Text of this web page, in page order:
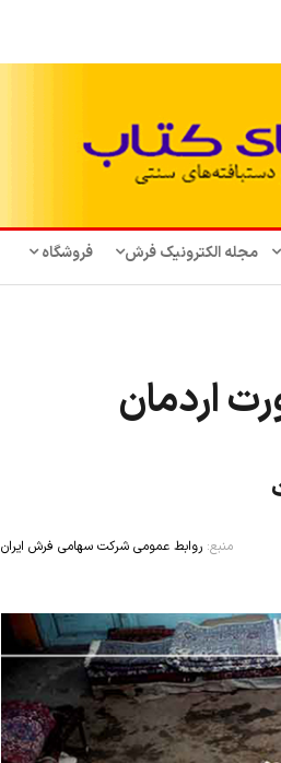
مجله الکترونیک فرش فروشگاه
اردمان
منبع:روابط عمومی شرکت سهامی فرش ایران